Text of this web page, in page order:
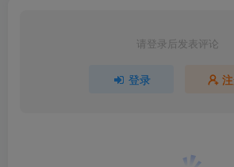
请登录后发表评论
登录